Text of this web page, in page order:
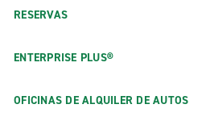
RESERVAS
ENTERPRISE PLUS®
OFICINAS DE ALQUILER DE AUTOS